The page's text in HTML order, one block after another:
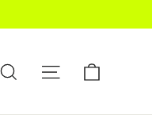
Cerca Navigazione